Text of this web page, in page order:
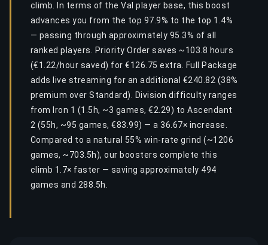
climb. In terms of the Val player base, this boost
advances you from the top 97.9% to the top 1.4%
— passing through approximately 95.3% of all
ranked players. Priority Order saves ~103.8 hours
(€1.22/hour saved) for €126.75 extra. Full Package
adds live streaming for an additional €240.82 (38%
premium over Standard). Division difficulty ranges
from Iron 1 (1.5h, ~3 games, €2.29) to Ascendant
2 (55h, ~95 games, €83.99) — a 36.67× increase.
Compared to a natural 55% win-rate grind (~1206
games, ~703.5h), our boosters complete this
climb 1.7× faster — saving approximately 494
games and 288.5h.